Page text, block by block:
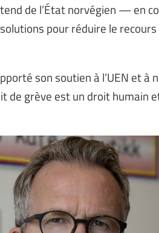
de l’État norvégien — en
pour réduire le
son soutien à l’UEN et à
de grève est un droit humain